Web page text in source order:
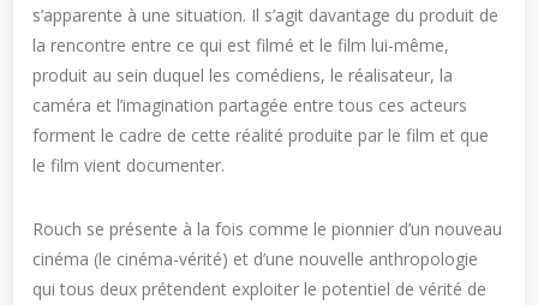
s’apparente à une situation. Il s’agit davantage du produit de
la rencontre entre ce qui est filmé et le film lui-même,
produit au sein duquel les comédiens, le réalisateur, la
caméra et l’imagination partagée entre tous ces acteurs
forment le cadre de cette réalité produite par le film et que
le film vient documenter.
Rouch se présente à la fois comme le pionnier d’un nouveau
cinéma (le cinéma-vérité) et d’une nouvelle anthropologie
qui tous deux prétendent exploiter le potentiel de vérité de